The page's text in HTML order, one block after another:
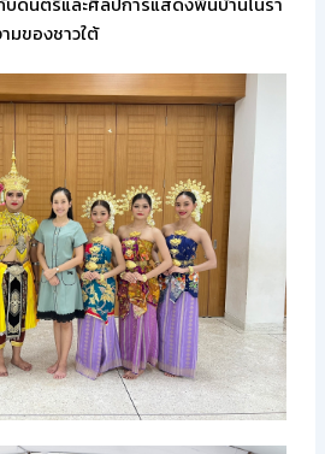
มของชาวใต้